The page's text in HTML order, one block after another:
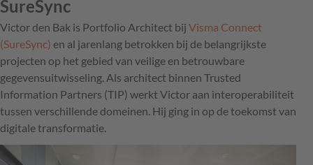
SureSync
Victor den Bak is Portfolio Architect bij Visma Connect
(SureSync) en al jarenlang betrokken bij de belangrijkste
projecten op het gebied van veilige en betrouwbare
gegevensuitwisseling. Als architect binnen Trusted
Information Partners (TIP) werkt Victor aan interoperabiliteit
tussen verschillende domeinen. Hij ging in op de toekomst van
digitale transformatie.